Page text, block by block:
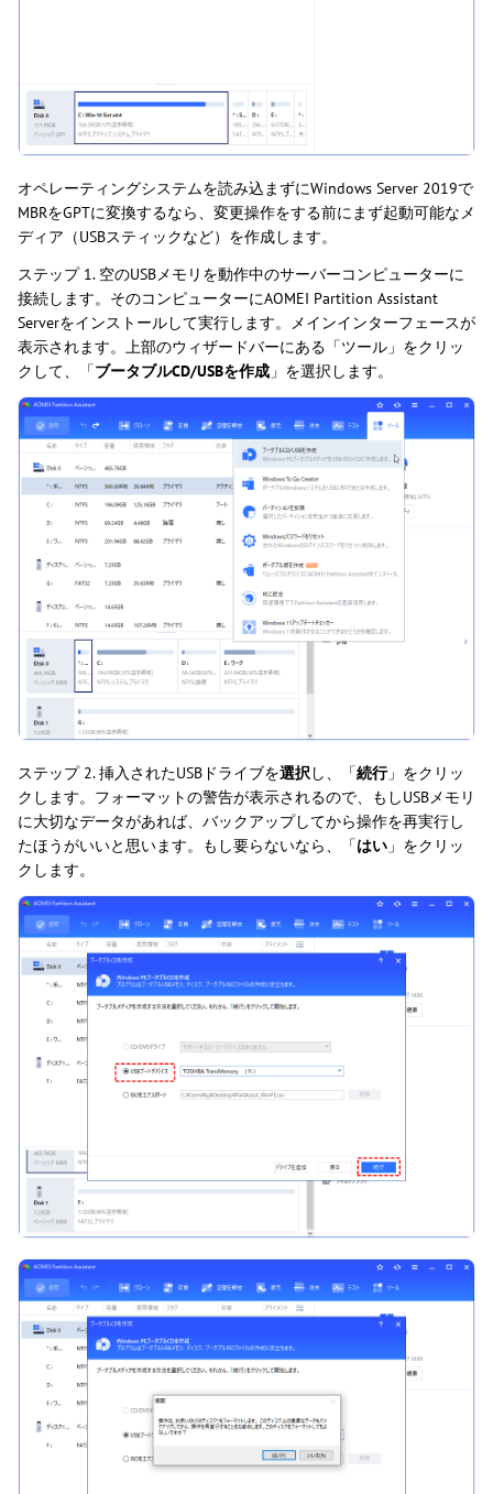
オペレーティングシステムを読み込まずにWindows Server 2019で
MBRをGPTに変換するなら、変更操作をする前にまず起動可能なメ
ディア（USBスティックなど）を作成します。
ステップ 1. 空のUSBメモリを動作中のサーバーコンピューターに
接続します。そのコンピューターにAOMEI Partition Assistant
Serverをインストールして実行します。メインインターフェースが
表示されます。上部のウィザードバーにある「ツール」をクリッ
クして、「ブータブルCD/USBを作成 」を選択します。
ステップ 2. 挿入されたUSBドライブを選択 し、「続行」をクリッ
クします。フォーマットの警告が表示されるので、もしUSBメモリ
に大切なデータがあれば、バックアップしてから操作を再実行し
たほうがいいと思います。もし要らないなら、「はい 」をクリッ
クします。